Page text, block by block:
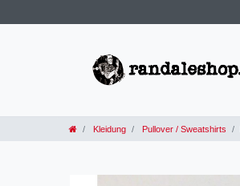
Kleidung Pullover / Sweatshirts